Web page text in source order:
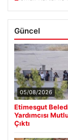
Güncel
05/08/2026
Etimesgut
Yardımcısı
Çıktı